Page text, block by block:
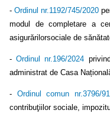
- Ordinul nr.1192/745/2020
modul de completare a
asigurărilorsociale de
-Ordinul nr.196/2024
administrat de Casa
- Ordinul comun nr.3796/
contribuţiilor sociale,